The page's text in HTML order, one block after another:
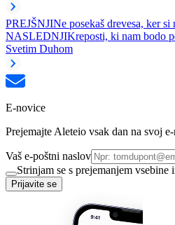
PREJŠNJINe posekaš drevesa, ker
NASLEDNJIKreposti, ki nam bodo
Svetim Duhom
E-novice
Prejemajte Aleteio vsak dan na svoj
Vaš e-poštni naslov
Strinjam se s prejemanjem vsebine
Prijavite se